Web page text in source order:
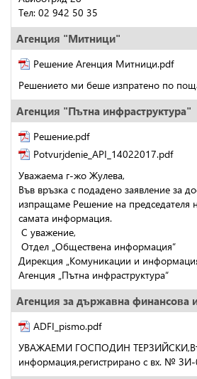
Тел: 02 942 50 35
Агенция "Митници"
Решение Агенция Митници.pdf
Решението ми беше изпратено по
Агенция "Пътна инфраструктура"
Решение.pdf
Potvurjdenie_API_14022017.pdf
Уважаема г-жо Жулева,
Във връзка с подадено заявление за
изпращаме Решение на председателя
самата информация.
С уважение,
Отдел „Обществена информация“
Дирекция „Комуникации и
Агенция „Пътна инфраструктура“
Агенция за държавна финансова
ADFI_pismo.pdf
УВАЖАЕМИ ГОСПОДИН ТЕРЗИЙСКИ,Във
информация,регистрирано с вх. №